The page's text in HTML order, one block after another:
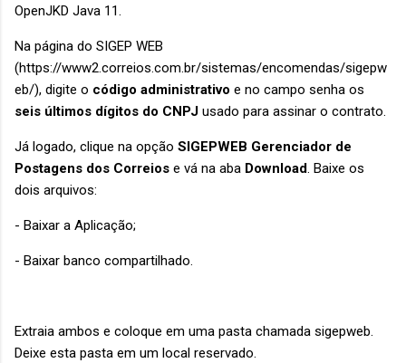
OpenJKD Java 11.
Na página do SIGEP WEB
(https://www2.correios.com.br/sistemas/encomendas/sigepw
eb/), digite o código administrativo e no campo senha os
seis últimos dígitos do CNPJ usado para assinar o contrato.
Já logado, clique na opção SIGEPWEB Gerenciador de
Postagens dos Correios e vá na aba Download. Baixe os
dois arquivos:
- Baixar a Aplicação;
- Baixar banco compartilhado.
Extraia ambos e coloque em uma pasta chamada sigepweb.
Deixe esta pasta em um local reservado.